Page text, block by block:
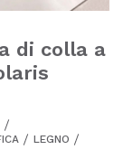
di colla a
LEGNO